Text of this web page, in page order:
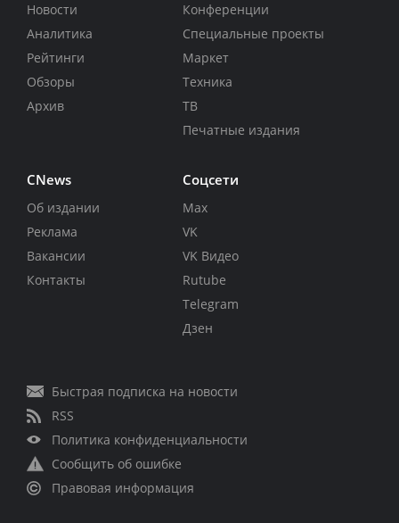
Новости
Аналитика
Рейтинги
Обзоры
Архив
Конференции
Специальные проекты
Маркет
Техника
ТВ
Печатные издания
CNews
Об издании
Реклама
Вакансии
Контакты
Соцсети
Max
VK
VK Видео
Rutube
Telegram
Дзен
Быстрая подписка на новости
RSS
Политика конфиденциальности
Сообщить об ошибке
Правовая информация